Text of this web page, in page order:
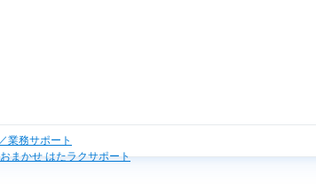
業務サポート
まかせ はたラクサポート